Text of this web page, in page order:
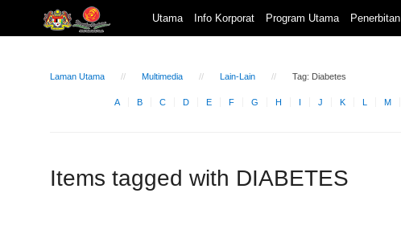
Utama Info Korporat Program Utama Penerbitan
Laman Utama Multimedia Lain-Lain Tag: Diabetes
A B C D E F G H I J K L M
Items tagged with DIABETES